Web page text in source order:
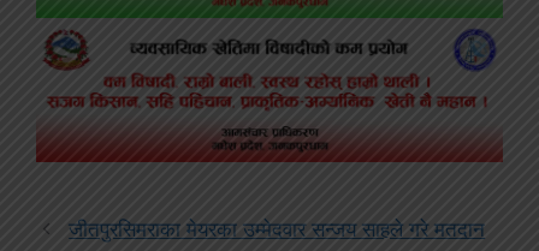
जीतपुरसिमराका मेयरका उम्मेदवार सन्जय साहले गरे मतदान